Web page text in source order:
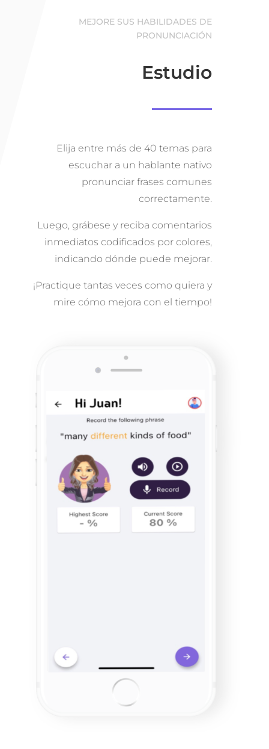
MEJORE SUS HABILIDADES DE
PRONUNCIACIÓN
Estudio
Elija entre más de 40 temas para
escuchar a un hablante nativo
pronunciar frases comunes
correctamente.
Luego, grábese y reciba comentarios
inmediatos codificados por colores,
indicando dónde puede mejorar.
¡Practique tantas veces como quiera y
mire cómo mejora con el tiempo!